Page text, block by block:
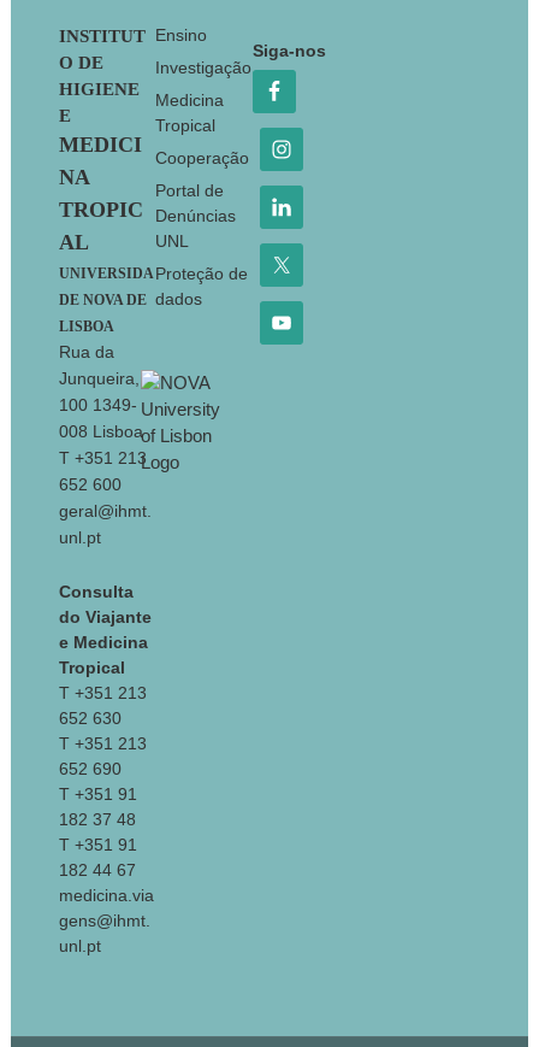
Footer
INSTITUT
O DE
HIGIENE
E
MEDICI
NA
TROPIC
AL
UNIVERSIDA
DE NOVA DE
LISBOA
Rua da
Junqueira,
100 1349-
008 Lisboa
T +351 213
652 600
geral@ihmt.
unl.pt
Consulta
do Viajante
e Medicina
Tropical
T +351 213
652 630
T +351 213
652 690
T +351 91
182 37 48
T +351 91
182 44 67
medicina.via
gens@ihmt.
unl.pt
Ensino
Investigação
Medicina
Tropical
Cooperação
Portal de
Denúncias
UNL
Proteção de
dados
Siga-nos